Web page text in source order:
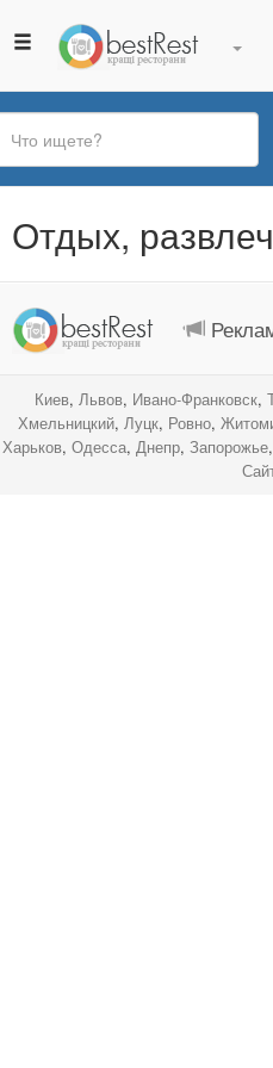
Вы
здесь
Отдых,
Киев, Львов, Ивано-Франковск,
Хмельницкий, Луцк, Ровно,
Харьков, Одесса, Днепр, Запорожье,